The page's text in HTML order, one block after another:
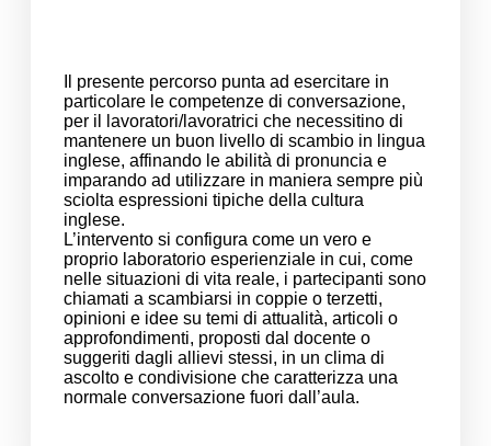
Il presente percorso punta ad esercitare in
particolare le competenze di conversazione,
per il lavoratori/lavoratrici che necessitino di
mantenere un buon livello di scambio in lingua
inglese, affinando le abilità di pronuncia e
imparando ad utilizzare in maniera sempre più
sciolta espressioni tipiche della cultura
inglese.
L’intervento si configura come un vero e
proprio laboratorio esperienziale in cui, come
nelle situazioni di vita reale, i partecipanti sono
chiamati a scambiarsi in coppie o terzetti,
opinioni e idee su temi di attualità, articoli o
approfondimenti, proposti dal docente o
suggeriti dagli allievi stessi, in un clima di
ascolto e condivisione che caratterizza una
normale conversazione fuori dall’aula.